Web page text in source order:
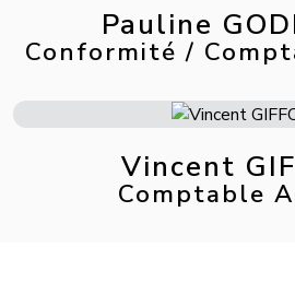
Pauline
Conformité /
Vincent
Comptable